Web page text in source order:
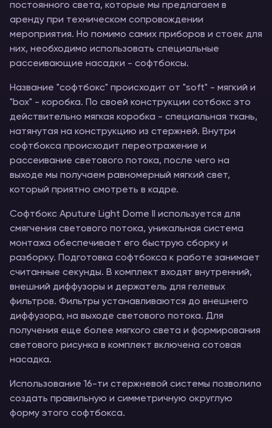
постоянного света, которые мы предлагаем в
аренду при техническом сопровождении
мероприятия. Но помимо самих приборов и стоек для
них, необходимо использовать специальные
рассеивающие насадки - софтбоксы.
Название "софтбокс" происходит от "soft" - мягкий и
"box" - коробка. По своей конструкции сотбокс это
действительно мягкая коробка - специальная ткань,
натянутая на конструкцию из стержней. Внутри
софтбокса происходит переотражение и
рассеивание светового потока, после чего на
выходе мы получаем равномерный мягкий свет,
который приятно смотреть в кадре.
Софтбокс Aputure Light Dome II используется для
смягчения светового потока, уникальная система
монтажа обеспечивает его быструю сборку и
разборку. Подготовка софтбокса к работе занимает
считанные секунды. В комплект входят внутренний,
внешний диффузоры и держатель для гелевых
фильтров. Фильтры устанавливаются до внешнего
диффузора, на выходе светового потока. Для
получения еще более мягкого света и формирования
светового рисунка в комплект включена сотовая
насадка.
Использование 16-ти стержневой системы позволило
создать правильную и симметричную округлую
форму этого софтбокса.